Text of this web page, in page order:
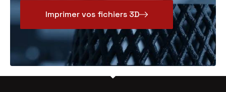
Imprimer vos fichiers 3D